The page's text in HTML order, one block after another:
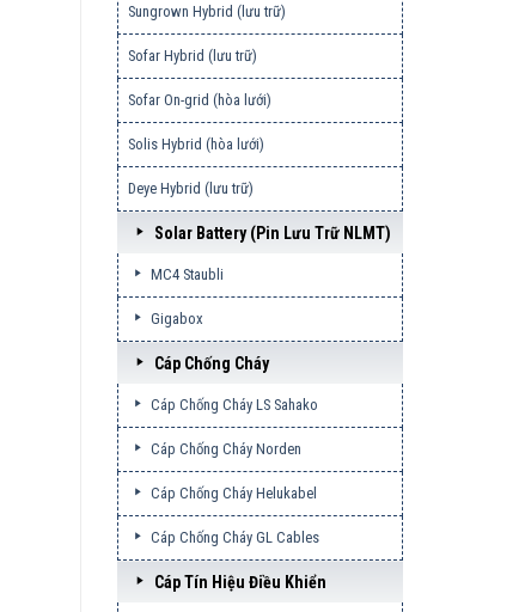
Sungrown Hybrid (lưu trữ)
Sofar Hybrid (lưu trữ)
Sofar On-grid (hòa lưới)
Solis Hybrid (hòa lưới)
Deye Hybrid (lưu trữ)
Solar Battery (pin Lưu Trữ NLMT)
MC4 Staubli
Gigabox
Cáp Chống Cháy
Cáp Chống Cháy LS Sahako
Cáp Chống Cháy Norden
Cáp Chống Cháy Helukabel
Cáp Chống Cháy GL Cables
Cáp Tín Hiệu Điều Khiển